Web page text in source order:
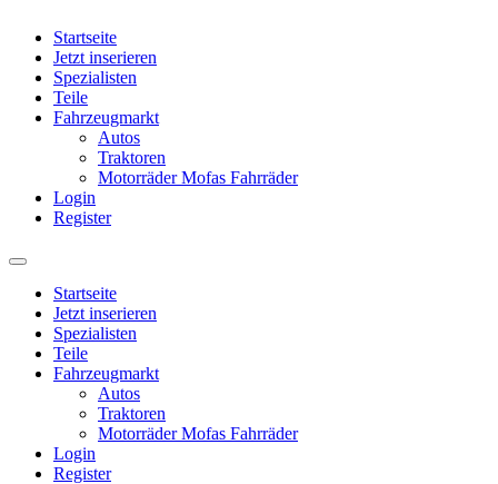
Startseite
Jetzt inserieren
Spezialisten
Teile
Fahrzeugmarkt
Autos
Traktoren
Motorräder Mofas Fahrräder
Login
Register
Startseite
Jetzt inserieren
Spezialisten
Teile
Fahrzeugmarkt
Autos
Traktoren
Motorräder Mofas Fahrräder
Login
Register